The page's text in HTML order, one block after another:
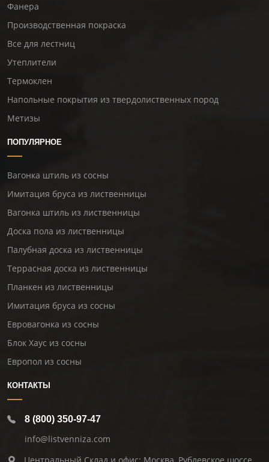
Фанера
Производственная покраска
Все для лестниц
Утеплители
Термоклен
Напольные покрытия из твердолиственных пород
Метизы
ПОПУЛЯРНОЕ
Вагонка штиль из сосны
Имитация бруса из лиственницы
Вагонка штиль из лиственницы
Доска пола из лиственницы
Палубная доска из лиственницы
Террасная доска из лиственницы
Планкен из лиственницы
Имитация бруса из сосны
Евровагонка из сосны
Блок Хаус из сосны
Европол из сосны
КОНТАКТЫ
8 (800) 350-97-47
info@listvenniza.com